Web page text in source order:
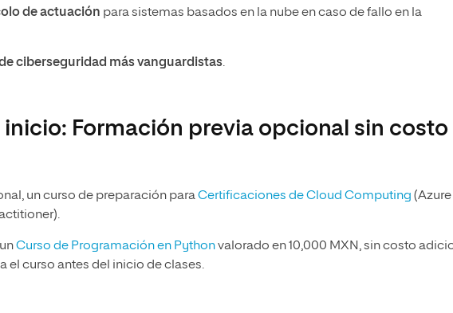
de actuación para sistemas basados en la nube en caso de fallo en la
ciberseguridad más vanguardistas.
inicio: Formación previa opcional sin costo
un curso de preparación paraCertificaciones de Cloud Computing (Azure
Curso de Programación en Pythonvalorado en 10,000 MXN, sin costo
el curso antes del inicio de clases.